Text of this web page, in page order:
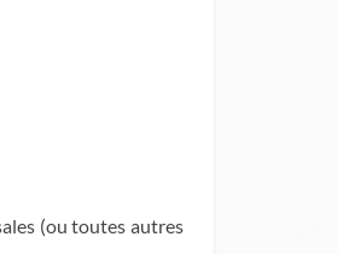
(ou toutes autres